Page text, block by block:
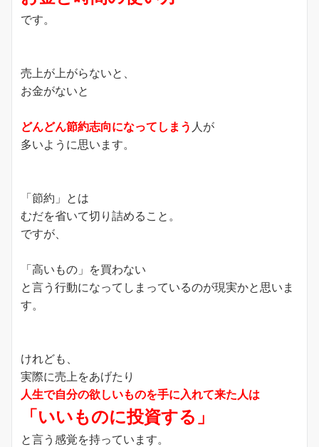
です。
売上が上がらないと、
お金がないと
どんどん節約志向になってしまう 人が
多いように思います。
「節約」とは
むだを省いて切り詰めること。
ですが、
「高いもの」を買わない
と言う行動になってしまっているのが現実かと思いま
す。
けれども、
実際に売上をあげたり
人生で自分の欲しいものを手に入れて来た人は
「いいものに投資する」
と言う感覚を持っています。